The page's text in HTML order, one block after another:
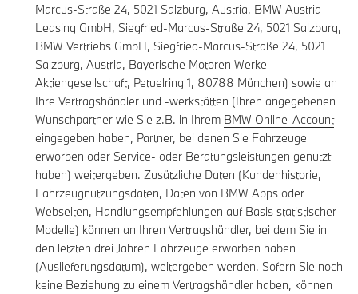
Marcus-Straße 24, 5021 Salzburg, Austria, BMW Austria
Leasing GmbH, Siegfried-Marcus-Straße 24, 5021 Salzburg,
BMW Vertriebs GmbH, Siegfried-Marcus-Straße 24, 5021
Salzburg, Austria, Bayerische Motoren Werke
Aktiengesellschaft, Petuelring 1, 80788 München) sowie an
Ihre Vertragshändler und -werkstätten (Ihren angegebenen
Wunschpartner wie Sie z.B. in Ihrem BMW Online-Account
eingegeben haben, Partner, bei denen Sie Fahrzeuge
erworben oder Service- oder Beratungsleistungen genutzt
haben) weitergeben. Zusätzliche Daten (Kundenhistorie,
Fahrzeugnutzungsdaten, Daten von BMW Apps oder
Webseiten, Handlungsempfehlungen auf Basis statistischer
Modelle) können an Ihren Vertragshändler, bei dem Sie in
den letzten drei Jahren Fahrzeuge erworben haben
(Auslieferungsdatum), weitergeben werden. Sofern Sie noch
keine Beziehung zu einem Vertragshändler haben, können